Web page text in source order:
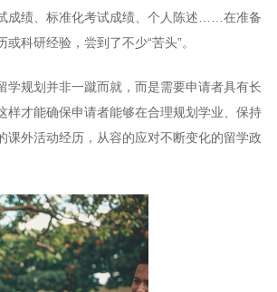
成绩、标准化考试成绩、个人陈述……在准备
科研经验，尝到了不少“苦头”。
规划并非一蹴而就，而是需要申请者具有长
才能确保申请者能够在合理规划学业、保持
外活动经历，从容的应对不断变化的留学政